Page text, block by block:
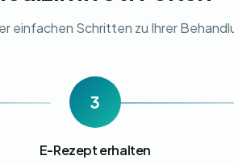
einfachen Schritten zu Ihrer
3
E-Rezept erhalten